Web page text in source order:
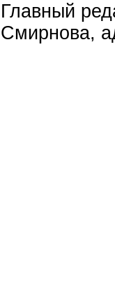
Главный
Смирнова,